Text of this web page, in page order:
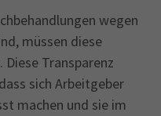
wegen
müssen diese
Transparenz
sich Arbeitgeber
machen und sie im